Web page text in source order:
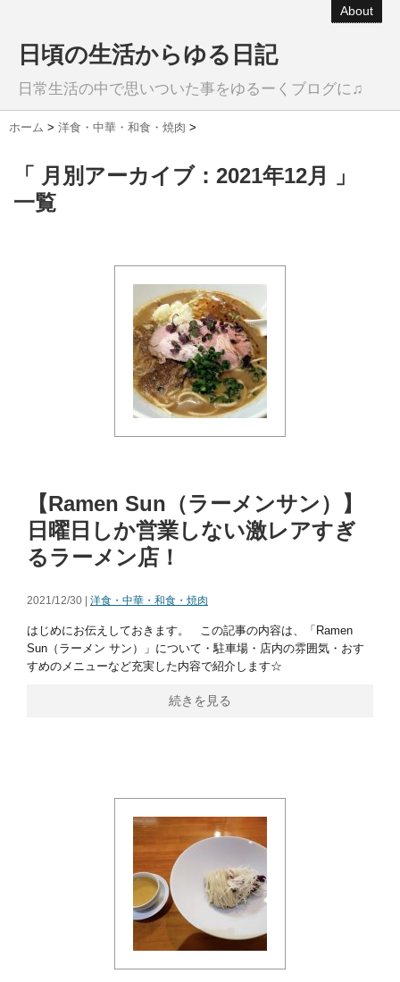
About
日頃の生活からゆる日記
日常生活の中で思いついた事をゆるーくブログに♫
ホーム > 洋食・中華・和食・焼肉 >
「 月別アーカイブ：2021年12月 」
一覧
【Ramen Sun（ラーメンサン）】
日曜日しか営業しない激レアすぎ
るラーメン店！
2021/12/30 | 洋食・中華・和食・焼肉
はじめにお伝えしておきます。 この記事の内容は、「Ramen
Sun（ラーメン サン）」について・駐車場・店内の雰囲気・おす
すめのメニューなど充実した内容で紹介します☆
続きを見る